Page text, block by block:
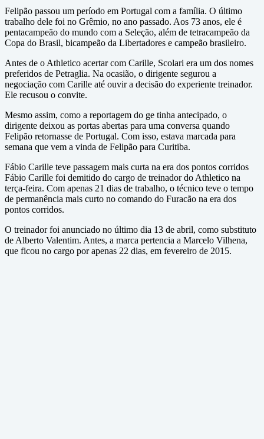
Felipão passou um período em Portugal com a família. O último
trabalho dele foi no Grêmio, no ano passado. Aos 73 anos, ele é
pentacampeão do mundo com a Seleção, além de tetracampeão da
Copa do Brasil, bicampeão da Libertadores e campeão brasileiro.
Antes de o Athletico acertar com Carille, Scolari era um dos nomes
preferidos de Petraglia. Na ocasião, o dirigente segurou a
negociação com Carille até ouvir a decisão do experiente treinador.
Ele recusou o convite.
Mesmo assim, como a reportagem do ge tinha antecipado, o
dirigente deixou as portas abertas para uma conversa quando
Felipão retornasse de Portugal. Com isso, estava marcada para
semana que vem a vinda de Felipão para Curitiba.
Fábio Carille teve passagem mais curta na era dos pontos corridos
Fábio Carille foi demitido do cargo de treinador do Athletico na
terça-feira. Com apenas 21 dias de trabalho, o técnico teve o tempo
de permanência mais curto no comando do Furacão na era dos
pontos corridos.
O treinador foi anunciado no último dia 13 de abril, como substituto
de Alberto Valentim. Antes, a marca pertencia a Marcelo Vilhena,
que ficou no cargo por apenas 22 dias, em fevereiro de 2015.